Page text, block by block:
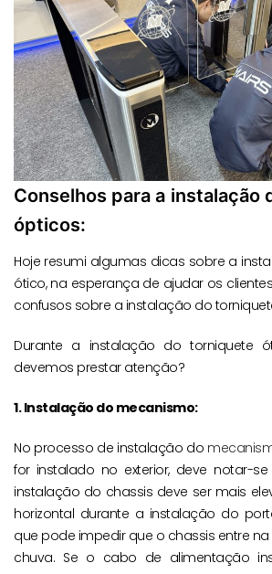
Conselhos para a instalação
ópticos:
Hoje resumi algumas dicas sobre a
ótico, na esperança de ajudar os
confusos sobre a instalação do
Durante a instalação do torniquete
devemos prestar atenção?
1. Instalação do mecanismo:
No processo de instalação do
for instalado no exterior, deve notar-
instalação do chassis deve ser mais
horizontal durante a instalação do
que pode impedir que o chassis entre
chuva. Se o cabo de alimentação